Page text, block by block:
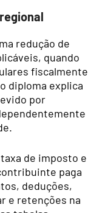
redução de
quando
fiscalmente
diploma explica
por
de imposto e
paga
deduções,
e retenções na